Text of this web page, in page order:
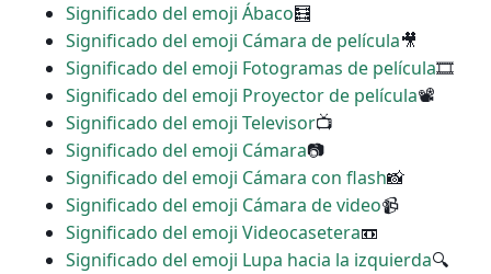
Significado del emoji Ábaco🧮
Significado del emoji Cámara de película🎥
Significado del emoji Fotogramas de película🎞
Significado del emoji Proyector de película📽
Significado del emoji Televisor📺
Significado del emoji Cámara📷
Significado del emoji Cámara con flash📸
Significado del emoji Cámara de video📹
Significado del emoji Videocasetera📼
Significado del emoji Lupa hacia la izquierda🔍